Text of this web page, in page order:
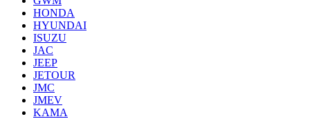
HONDA
HYUNDAI
ISUZU
JAC
JEEP
JETOUR
JMC
JMEV
KAMA